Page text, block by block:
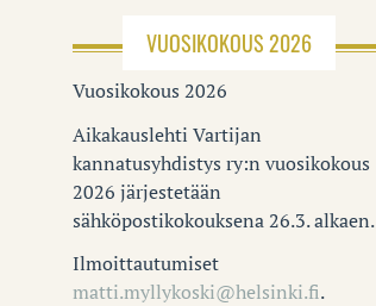
VUOSIKOKOUS 2026
Vuosikokous 2026
Aikakauslehti Vartijan
kannatusyhdistys ry:n vuosikokous
2026 järjestetään
sähköpostikokouksena 26.3. alkaen.
Ilmoittautumiset
matti.myllykoski@helsinki.fi.